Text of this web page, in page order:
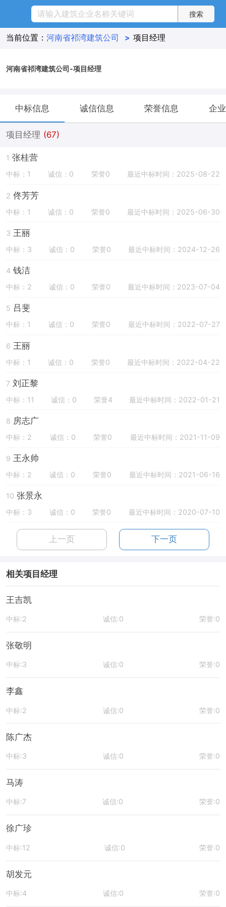
当前位置： 河南省祁湾建筑公司 > 项目经理
河南省祁湾建筑公司-项目经理
中标信息 诚信信息 荣誉信息 企
项目经理 (67)
1 张桂营
中标：1 诚信：0 荣誉0 最近中标时间：2025-08-22
2 佟芳芳
中标：1 诚信：0 荣誉0 最近中标时间：2025-06-30
3 王丽
中标：3 诚信：0 荣誉0 最近中标时间：2024-12-26
4 钱洁
中标：2 诚信：0 荣誉0 最近中标时间：2023-07-04
5 吕斐
中标：1 诚信：0 荣誉0 最近中标时间：2022-07-27
6 王丽
中标：1 诚信：0 荣誉0 最近中标时间：2022-04-22
7 刘正黎
中标：11 诚信：0 荣誉4 最近中标时间：2022-01-21
8 房志广
中标：2 诚信：0 荣誉0 最近中标时间：2021-11-09
9 王永帅
中标：2 诚信：0 荣誉0 最近中标时间：2021-06-16
10 张景永
中标：3 诚信：0 荣誉0 最近中标时间：2020-07-10
上一页 下一页
相关项目经理
王吉凯
中标:2 诚信:0 荣誉:0
张敬明
中标:3 诚信:0 荣誉:0
李鑫
中标:2 诚信:0 荣誉:0
陈广杰
中标:3 诚信:0 荣誉:0
马涛
中标:7 诚信:0 荣誉:0
徐广珍
中标:12 诚信:0 荣誉:0
胡发元
中标:4 诚信:0 荣誉:0